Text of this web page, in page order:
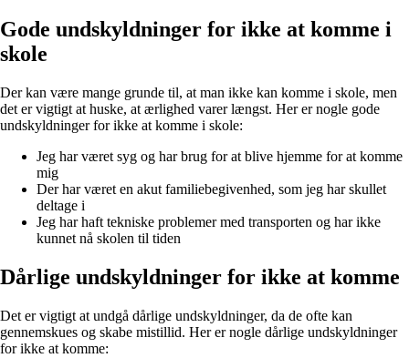
Gode undskyldninger for ikke at komme i
skole
Der kan være mange grunde til, at man ikke kan komme i skole, men
det er vigtigt at huske, at ærlighed varer længst. Her er nogle gode
undskyldninger for ikke at komme i skole:
Jeg har været syg og har brug for at blive hjemme for at komme
mig
Der har været en akut familiebegivenhed, som jeg har skullet
deltage i
Jeg har haft tekniske problemer med transporten og har ikke
kunnet nå skolen til tiden
Dårlige undskyldninger for ikke at komme
Det er vigtigt at undgå dårlige undskyldninger, da de ofte kan
gennemskues og skabe mistillid. Her er nogle dårlige undskyldninger
for ikke at komme: